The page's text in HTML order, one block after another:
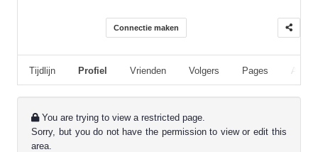
Connectie maken
Tijdlijn Profiel Vrienden Volgers Pages
You are trying to view a restricted page.
Sorry, but you do not have the permission to view or edit this
area.